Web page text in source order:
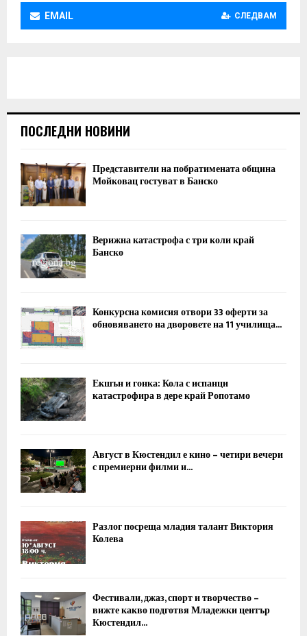
EMAIL СЛЕДВАМ
ПОСЛЕДНИ НОВИНИ
Представители на побратимената община
Мойковац гостуват в Банско
Верижна катастрофа с три коли край
Банско
Конкурсна комисия отвори 33 оферти за
обновяването на дворовете на 11 училища...
Екшън и гонка: Кола с испанци
катастрофира в дере край Ропотамо
Август в Кюстендил е кино – четири вечери
с премиерни филми и...
Разлог посреща младия талант Виктория
Колева
Фестивали, джаз, спорт и творчество –
вижте какво подготвя Младежки център
Кюстендил...